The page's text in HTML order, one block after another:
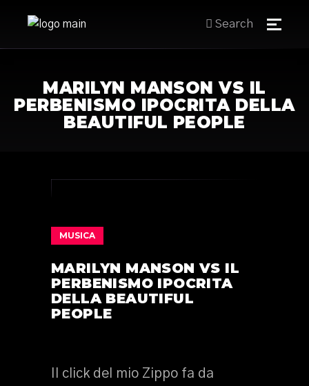
Search
MARILYN MANSON VS IL
PERBENISMO IPOCRITA DELLA
BEAUTIFUL PEOPLE
MUSICA
MARILYN MANSON VS IL
PERBENISMO IPOCRITA
DELLA BEAUTIFUL
PEOPLE
Il click del mio Zippo fa da